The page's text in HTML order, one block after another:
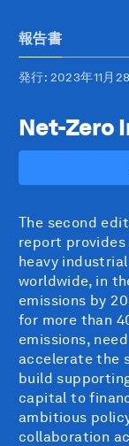
報告書
発行: 2023年11月
Net-Zero
The second
report
heavy
worldwide, in
emissions by
for more than
emissions,
accelerate the
build
capital to
ambitious
collaboration